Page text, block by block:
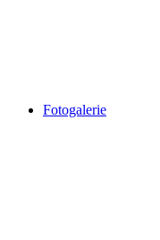
Fotogalerie